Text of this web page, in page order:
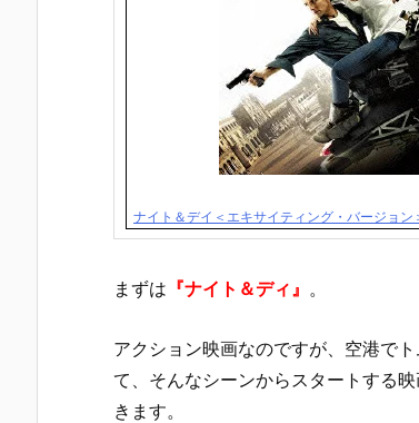
ナイト＆デイ＜エキサイティング・バージョン
まずは 『ナイト＆ディ』 。
アクション映画なのですが、空港で
て、そんなシーンからスタートする
きます。